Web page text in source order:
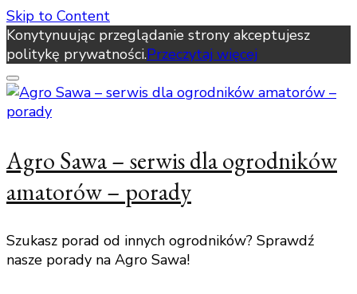
Skip to Content
Konytynuując przeglądanie strony akceptujesz
politykę prywatności.Przeczytaj więcej
Agro Sawa – serwis dla ogrodników
amatorów – porady
Szukasz porad od innych ogrodników? Sprawdź
nasze porady na Agro Sawa!